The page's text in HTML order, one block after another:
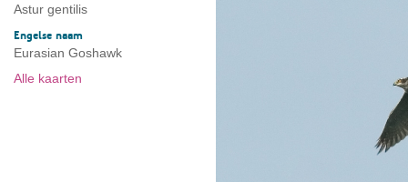
Astur gentilis
Engelse naam
Eurasian Goshawk
Alle kaarten